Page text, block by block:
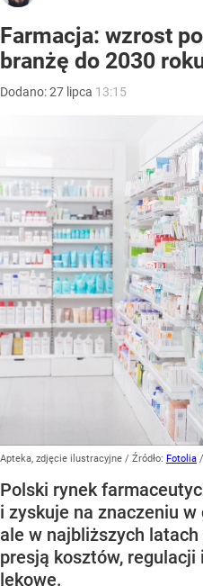
Farmacja: wzrost
branżę do 2030
Dodano:27 lipca 13:15
Apteka, zdjęcie ilustracyjne / Źródło: Fotolia /
Polski rynek
i zyskuje na znaczeniu w
ale w najbliższych
presją kosztów,
lekowe.